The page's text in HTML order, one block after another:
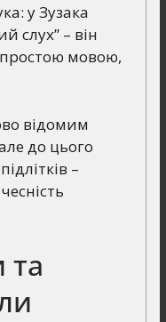
у Зузака
слух” – він
простою мовою,
відомим
до цього
–
та